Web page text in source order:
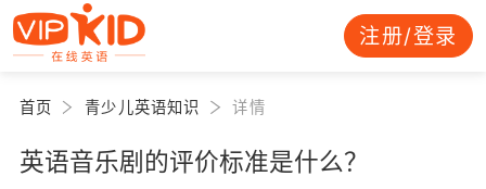
注册/登录
首页 青少儿英语知识 详情
英语音乐剧的评价标准是什么？